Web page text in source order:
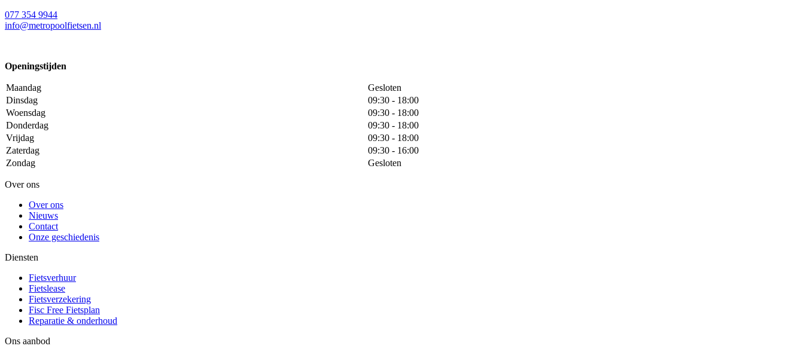
077 354 9944
info@metropoolfietsen.nl
Openingstijden
Maandag
Gesloten
Dinsdag
09:30 - 18:00
Woensdag
09:30 - 18:00
Donderdag
09:30 - 18:00
Vrijdag
09:30 - 18:00
Zaterdag
09:30 - 16:00
Zondag
Gesloten
Over ons
Over ons
Nieuws
Contact
Onze geschiedenis
Diensten
Fietsverhuur
Fietslease
Fietsverzekering
Fisc Free Fietsplan
Reparatie & onderhoud
Ons aanbod